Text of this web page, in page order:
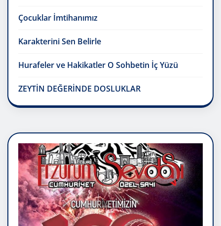
Çocuklar İmtihanımız
Karakterini Sen Belirle
Hurafeler ve Hakikatler O Sohbetin İç Yüzü
ZEYTİN DEĞERİNDE DOSLUKLAR